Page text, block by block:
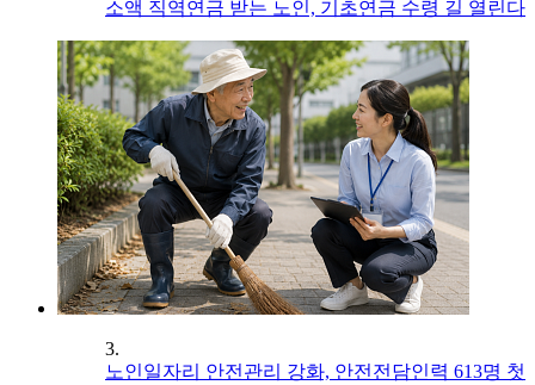
소액 직역연금 받는 노인, 기초연금 수령 길 열린다
3.
노인일자리 안전관리 강화, 안전전담인력 613명 첫